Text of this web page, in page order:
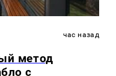
час назад
метод
с